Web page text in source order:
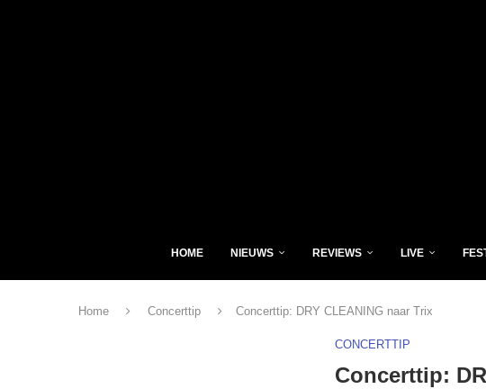
HOME NIEUWS REVIEWS LIVE
Home Concerttip Concerttip: DRY CLEANING naar Trix
CONCERTTIP
Concerttip: